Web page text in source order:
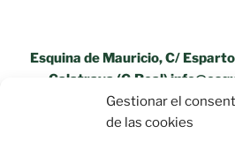
Gestionar el
de las cookies
Esquina de Mauricio, C/
Calatrava (C.Real)
«Aviso Legal»